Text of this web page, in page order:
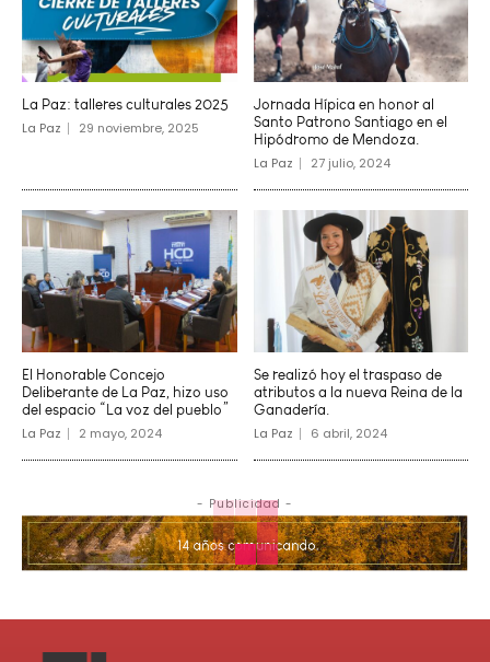
La Paz: talleres culturales 2025
La Paz 29 noviembre, 2025
Jornada Hípica en honor al
Santo Patrono Santiago en el
Hipódromo de Mendoza.
La Paz 27 julio, 2024
El Honorable Concejo
Deliberante de La Paz, hizo uso
del espacio “La voz del pueblo”
La Paz 2 mayo, 2024
Se realizó hoy el traspaso de
atributos a la nueva Reina de la
Ganadería.
La Paz 6 abril, 2024
- Publicidad -